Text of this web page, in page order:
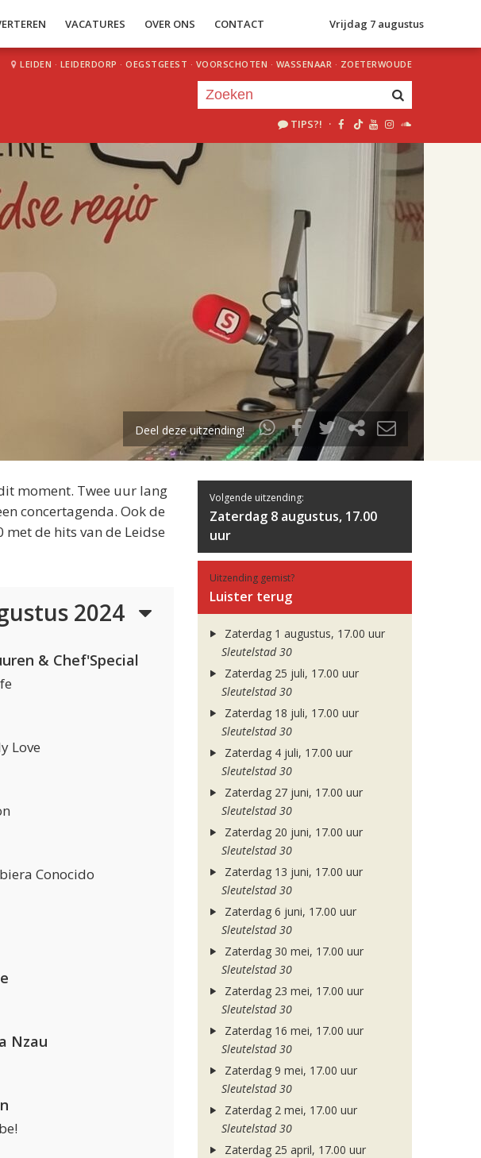
VACATURES OVER ONS CONTACT Vrijdag 7 augustus
LEIDEN · LEIDERDORP · OEGSTGEEST · VOORSCHOTEN · WASSENAAR · ZOETERWOUDE
TIPS?! ·
uur 1 van 2
Volgend uur
Deel deze uitzending!
moment. Twee uur lang
concertagenda. Ook de
de hits van de Leidse
2024
& Chef'Special
Love
Conocido
Nzau
Volgende uitzending:
Zaterdag 8 augustus, 17.00
uur
Uitzending gemist?
Luister terug
Zaterdag 1 augustus, 17.00 uur
Sleutelstad 30
Zaterdag 25 juli, 17.00 uur
Sleutelstad 30
Zaterdag 18 juli, 17.00 uur
Sleutelstad 30
Zaterdag 4 juli, 17.00 uur
Sleutelstad 30
Zaterdag 27 juni, 17.00 uur
Sleutelstad 30
Zaterdag 20 juni, 17.00 uur
Sleutelstad 30
Zaterdag 13 juni, 17.00 uur
Sleutelstad 30
Zaterdag 6 juni, 17.00 uur
Sleutelstad 30
Zaterdag 30 mei, 17.00 uur
Sleutelstad 30
Zaterdag 23 mei, 17.00 uur
Sleutelstad 30
Zaterdag 16 mei, 17.00 uur
Sleutelstad 30
Zaterdag 9 mei, 17.00 uur
Sleutelstad 30
Zaterdag 2 mei, 17.00 uur
Sleutelstad 30
Zaterdag 25 april, 17.00 uur